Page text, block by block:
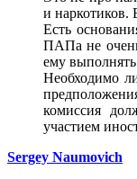
и наркотиков.
Есть
ПАПа не
ему выполнять
Необходимо
комиссия
участием
Sergey Naumovich